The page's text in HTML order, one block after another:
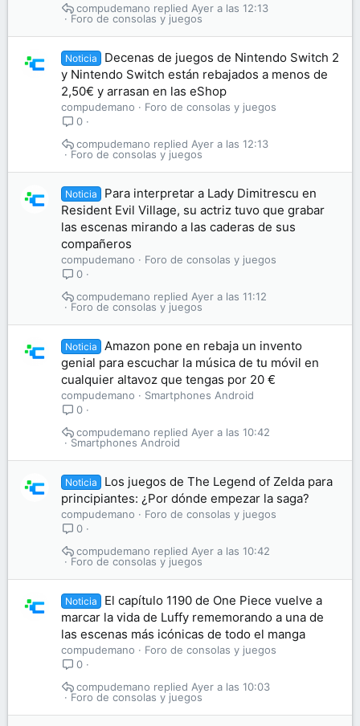
Foro de consolas y juegos
Ayer a las 12:13
compudemano
Noticia
Decenas de juegos de Nintendo Switch 2
y Nintendo Switch están rebajados a menos de
2,50€ y arrasan en las eShop
compudemano
Foro de consolas y juegos
0
Foro de consolas y juegos
Ayer a las 12:13
compudemano
Noticia
Para interpretar a Lady Dimitrescu en
Resident Evil Village, su actriz tuvo que grabar
las escenas mirando a las caderas de sus
compañeros
compudemano
Foro de consolas y juegos
0
Foro de consolas y juegos
Ayer a las 11:12
compudemano
Noticia
Amazon pone en rebaja un invento
genial para escuchar la música de tu móvil en
cualquier altavoz que tengas por 20 €
compudemano
Smartphones Android
0
Smartphones Android
Ayer a las 10:42
compudemano
Noticia
Los juegos de The Legend of Zelda para
principiantes: ¿Por dónde empezar la saga?
compudemano
Foro de consolas y juegos
0
Foro de consolas y juegos
Ayer a las 10:42
compudemano
Noticia
El capítulo 1190 de One Piece vuelve a
marcar la vida de Luffy rememorando a una de
las escenas más icónicas de todo el manga
compudemano
Foro de consolas y juegos
0
Foro de consolas y juegos
Ayer a las 10:03
compudemano